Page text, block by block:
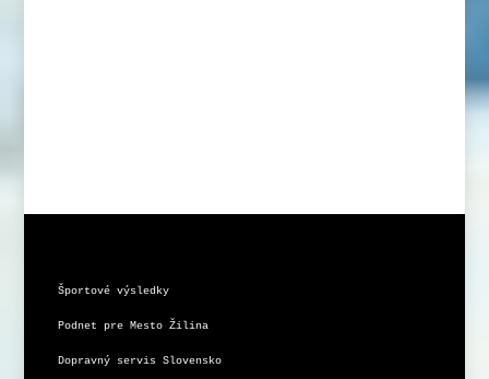
Športové výsledky
Podnet pre Mesto Žilina
Dopravný servis Slovensko